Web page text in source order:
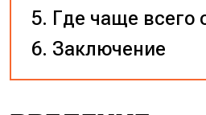
Где чаще всего
Заключение